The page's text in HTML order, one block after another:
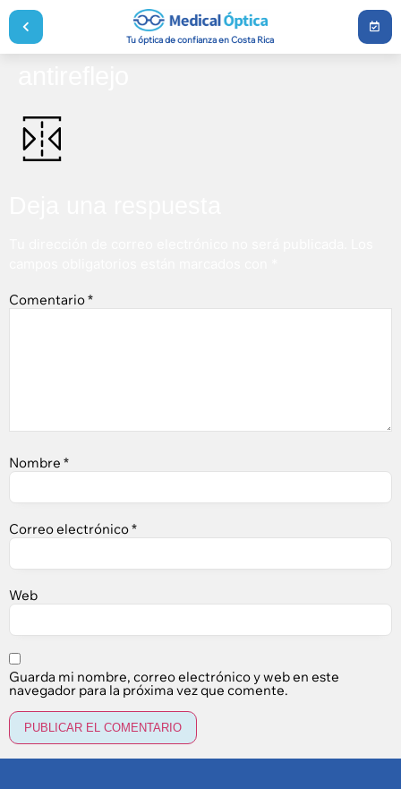
Tu óptica de confianza en Costa Rica
Comentario*
Nombre *
Correo electrónico*
Web
Guarda mi nombre, correo electrónico y web en este
navegador para la próxima vez que comente.